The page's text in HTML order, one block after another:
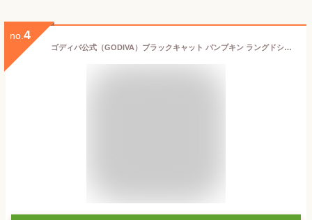
no. 4
ゴディバ公式（GODIVA）ブラックキャット パンプキン ラングドシャクッキー（4枚入）ハロウィン お菓子 プレゼント